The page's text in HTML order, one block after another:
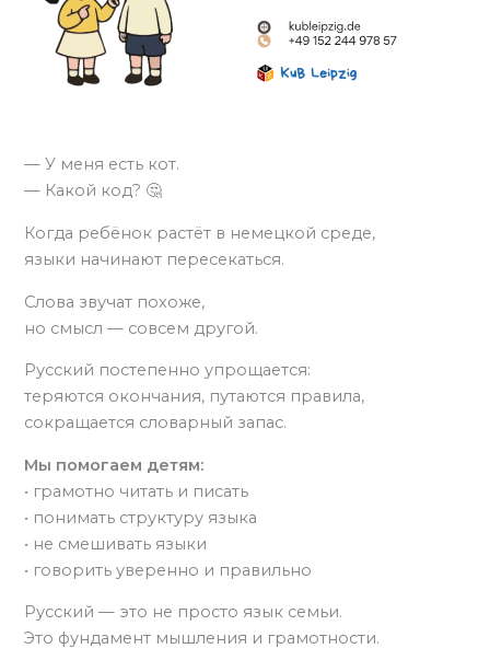
— У меня есть кот.
— Какой код? 🤔
Когда ребёнок растёт в немецкой среде,
языки начинают пересекаться.
Слова звучат похоже,
но смысл — совсем другой.
Русский постепенно упрощается:
теряются окончания, путаются правила,
сокращается словарный запас.
Мы помогаем детям:
• грамотно читать и писать
• понимать структуру языка
• не смешивать языки
• говорить уверенно и правильно
Русский — это не просто язык семьи.
Это фундамент мышления и грамотности.